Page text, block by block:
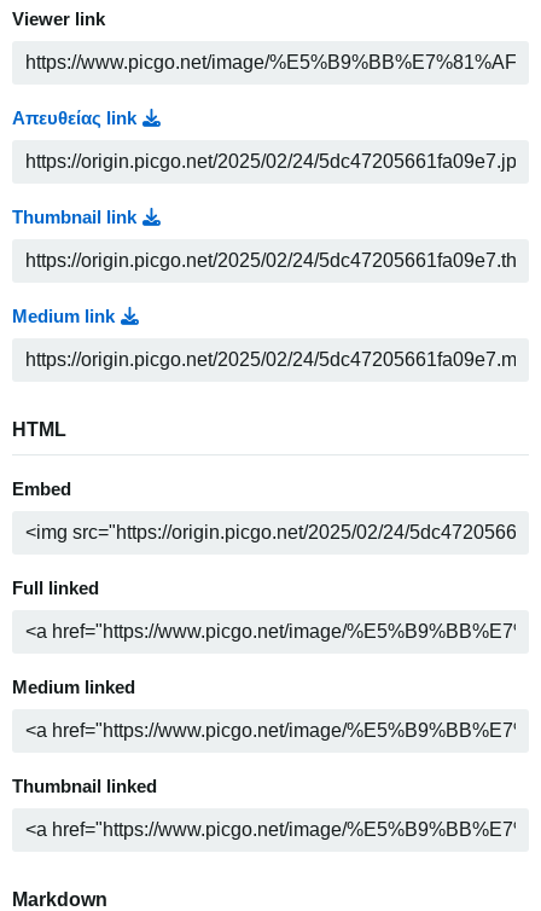
Viewer link
Απευθείας link
Thumbnail link
Medium link
HTML
Embed
Full linked
Medium linked
Thumbnail linked
Markdown